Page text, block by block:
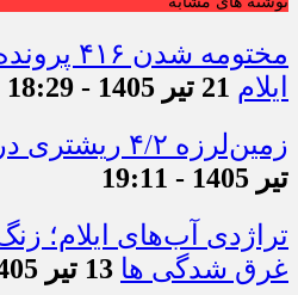
مختومه
ایلام 21 تیر 1405 - 18:29
زمین‌لرزه ۴/۲ ریشتری دره شهر را لرزاند
تیر 1405 - 19:11
تراژدی آب‌های ایلام؛
غرق شدگی ها 13 تیر 1405 - 23:00